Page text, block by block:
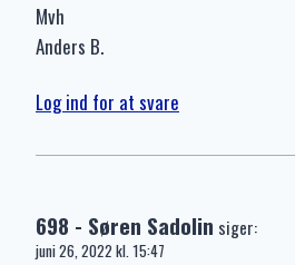
Mvh
Anders B.
Log ind for at svare
698 - Søren Sadolin siger:
juni 26, 2022 kl. 15:47